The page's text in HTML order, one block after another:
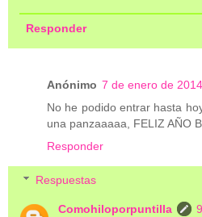
Responder
Anónimo 7 de enero de
No he podido entrar hasta
una panzaaaaa, FELIZ AÑO
Responder
Respuestas
Comohiloporpuntilla